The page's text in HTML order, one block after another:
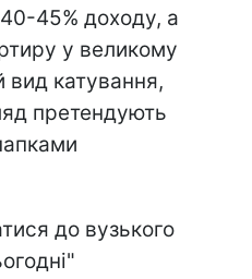
45% доходу, а
у великому
вид катування,
претендують
до вузького